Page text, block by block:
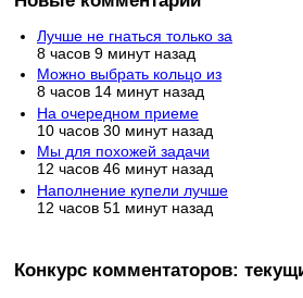
Лучше не гнаться только за
8 часов 9 минут назад
Можно выбрать кольцо из
8 часов 14 минут назад
На очередном приеме
10 часов 30 минут назад
Мы для похожей задачи
12 часов 46 минут назад
Наполнение купели лучше
12 часов 51 минут назад
Конкурс комментаторов: